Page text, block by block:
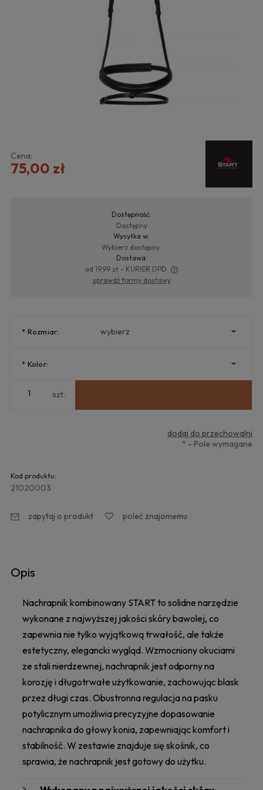
Dostępność:
Dostępny
Wysyłka w:
Wybierz dostępny:
Dostawa:
od 19,99 zł - KURIER DPD
Cena nie zawiera ewentualnych kosztów płatności
sprawdź formy dostawy
Cena:
75,00 zł
* Rozmiar:
* Kolor:
szt.
dodaj do przechowalni
* - Pole wymagane
Kod produktu:
21020003
zapytaj o produkt poleć znajomemu
Opis
Nachrapnik kombinowany START to solidne narzędzie
wykonane z najwyższej jakości skóry bawolej, co
zapewnia nie tylko wyjątkową trwałość, ale także
estetyczny, elegancki wygląd. Wzmocniony okuciami
ze stali nierdzewnej, nachrapnik jest odporny na
korozję i długotrwałe użytkowanie, zachowując blask
przez długi czas. Obustronna regulacja na pasku
potylicznym umożliwia precyzyjne dopasowanie
nachrapnika do głowy konia, zapewniając komfort i
stabilność. W zestawie znajduje się skośnik, co
sprawia, że nachrapnik jest gotowy do użytku.